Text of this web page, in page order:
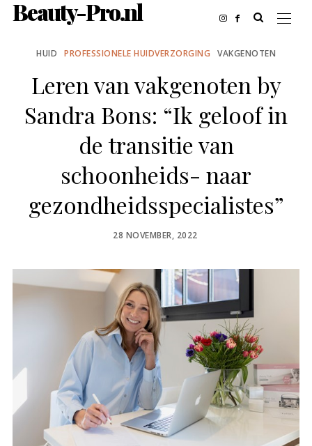
Beauty-Pro.nl
HUID PROFESSIONELE HUIDVERZORGING VAKGENOTEN
Leren van vakgenoten by
Sandra Bons: “Ik geloof in
de transitie van
schoonheids- naar
gezondheidsspecialistes”
POSTED
28 NOVEMBER, 2022